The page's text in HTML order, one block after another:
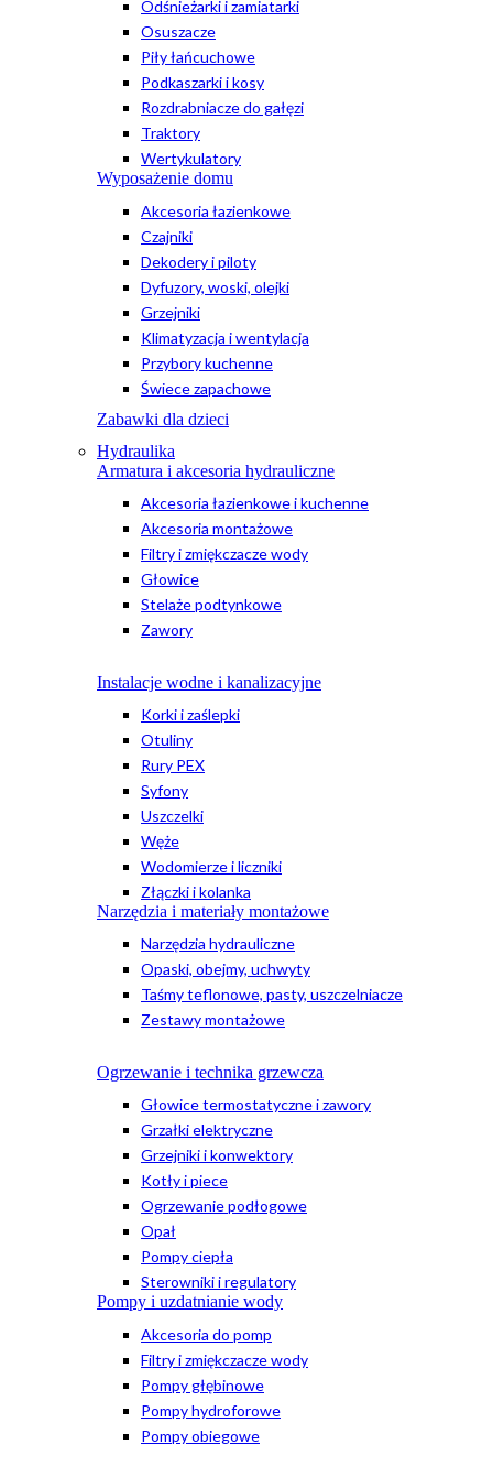
Odśnieżarki i zamiatarki
Osuszacze
Piły łańcuchowe
Podkaszarki i kosy
Rozdrabniacze do gałęzi
Traktory
Wertykulatory
Wyposażenie domu
Akcesoria łazienkowe
Czajniki
Dekodery i piloty
Dyfuzory, woski, olejki
Grzejniki
Klimatyzacja i wentylacja
Przybory kuchenne
Świece zapachowe
Zabawki dla dzieci
Hydraulika
Armatura i akcesoria hydrauliczne
Akcesoria łazienkowe i kuchenne
Akcesoria montażowe
Filtry i zmiękczacze wody
Głowice
Stelaże podtynkowe
Zawory
Instalacje wodne i kanalizacyjne
Korki i zaślepki
Otuliny
Rury PEX
Syfony
Uszczelki
Węże
Wodomierze i liczniki
Złączki i kolanka
Narzędzia i materiały montażowe
Narzędzia hydrauliczne
Opaski, obejmy, uchwyty
Taśmy teflonowe, pasty, uszczelniacze
Zestawy montażowe
Ogrzewanie i technika grzewcza
Głowice termostatyczne i zawory
Grzałki elektryczne
Grzejniki i konwektory
Kotły i piece
Ogrzewanie podłogowe
Opał
Pompy ciepła
Sterowniki i regulatory
Pompy i uzdatnianie wody
Akcesoria do pomp
Filtry i zmiękczacze wody
Pompy głębinowe
Pompy hydroforowe
Pompy obiegowe